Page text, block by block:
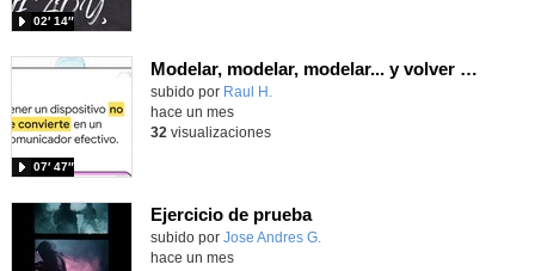
02′ 14″
Modelar, modelar, modelar... y volver a modelar
Contenido educativo.
subido por Raul H.
07′ 47″
hace un mes
32 visualizaciones
Ejercicio de prueba
Contenido educativo.
subido por Jose Andres G.
hace un mes